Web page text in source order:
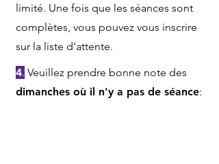
limité. Une fois que les séances sont
complètes, vous pouvez vous inscrire
sur la liste d'attente.
4. Veuillez prendre bonne note des
dimanches où il n'y a pas de séance: